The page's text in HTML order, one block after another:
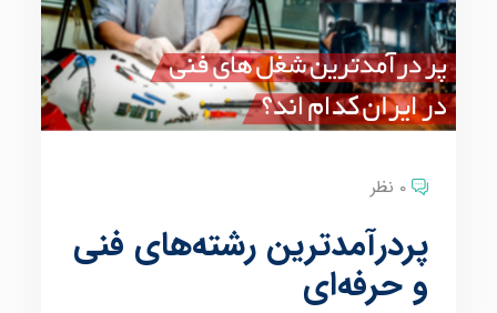
0 نظر
پردرآمدترین رشته‌های فنی
و حرفه‌ای